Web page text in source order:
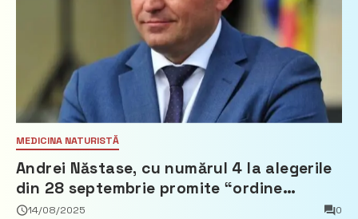
MEDICINA NATURISTĂ
Andrei Năstase, cu numărul 4 la alegerile
din 28 septembrie promite “ordine
europeană” și 10 miliarde pentru cetățeni
14/08/2025 0